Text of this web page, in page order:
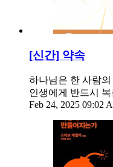
[신간] 약속
하나님은 한 사람
인생에게 반드시
Feb 24, 2025 09:02